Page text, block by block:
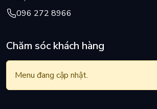
096 272 8966
Chăm sóc khách hàng
Menu đang cập nhật.